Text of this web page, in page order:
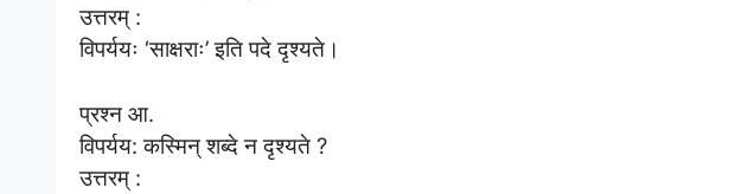
उत्तरम् :
विपर्ययः ‘साक्षराः’ इति पदे दृश्यते।
प्रश्न आ.
विपर्यय: कस्मिन् शब्दे न दृश्यते ?
उत्तरम् :